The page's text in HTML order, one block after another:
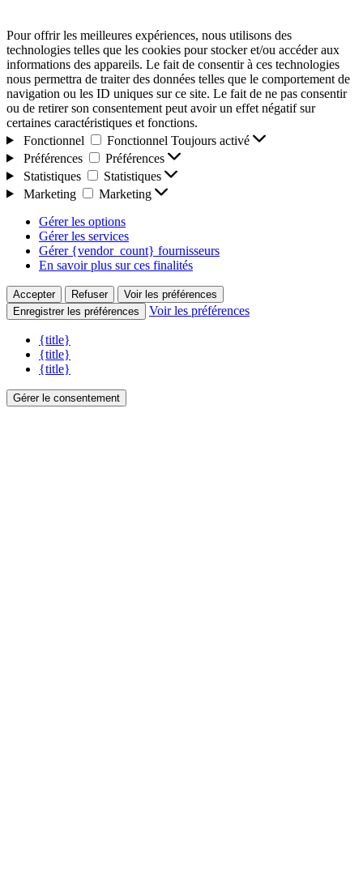
Pour offrir les meilleures expériences, nous utilisons des
technologies telles que les cookies pour stocker et/ou accéder aux
informations des appareils. Le fait de consentir à ces technologies
nous permettra de traiter des données telles que le comportement de
navigation ou les ID uniques sur ce site. Le fait de ne pas consentir
ou de retirer son consentement peut avoir un effet négatif sur
certaines caractéristiques et fonctions.
Fonctionnel
Fonctionnel Toujours activé
Préférences
Préférences
Statistiques
Statistiques
Marketing
Marketing
Gérer les options
Gérer les services
Gérer {vendor_count} fournisseurs
En savoir plus sur ces finalités
Accepter Refuser
Voir les préférences
Enregistrer les préférences
Voir les préférences
{title}
{title}
{title}
Gérer le consentement